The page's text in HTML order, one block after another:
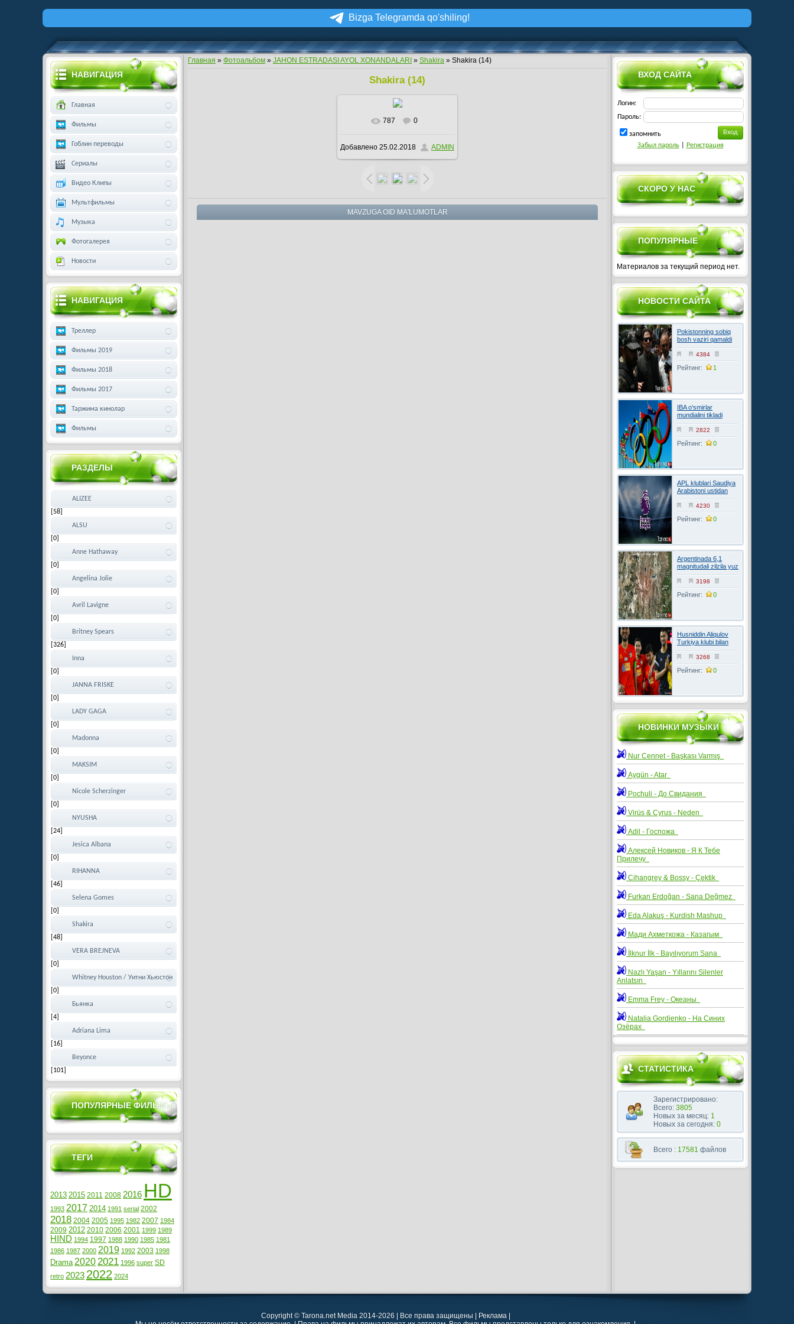
Bizga Telegramda qo'shiling!
Главная » Фотоальбом » JAHON ESTRADASI AYOL XONANDALARI » Shakira » Shakira (14)
Shakira (14)
В реальном размере
600x879/ 202.8Kb
787 0
Добавлено 25.02.2018 ADMIN
MAVZUGA OID MA'LUMOTLAR
ВХОД САЙТА
Логин:
Пароль:
запомнить
Забыл пароль| Регистрация
СКОРО У НАС
ПОПУЛЯРНЫЕ
Материалов за текущий период нет.
НОВОСТИ САЙТА
Pokistonning sobiq
bosh vaziri qamaldi
4384
Рейтинг: 1
IBA o‘smirlar
mundialini tikladi
2822
Рейтинг: 0
APL klublari Saudiya
Arabistoni ustidan
FIFAga shikoyat
qilmoqchi4230
Рейтинг: 0
Argentinada 6,1
magnitudali zilzila yuz
berdi
3198
Рейтинг: 0
Husniddin Aliqulov
Turkiya klubi bilan
kelishuvga erishdi
3268
Рейтинг: 0
НОВИНКИ МУЗЫКИ
Nur Cennet - Başkası Varmış
Aygün - Atar
Pochuli - До Свидания
Virüs & Cyrus - Neden
Adil - Госпожа
Алексей Новиков - Я К Тебе
Прилечу
Cihangrey & Bossy - Çektik
Furkan Erdoğan - Sana Değmez
Eda Alakuş - Kurdish Mashup
Мади Ахметкожа - Казагым
İlknur İlk - Bayılıyorum Sana
Nazlı Yaşan - Yıllarını Silenler
Anlatsın
Emma Frey - Океаны
Natalia Gordienko - На Синих
Озёрах
СТАТИСТИКА
Зарегистрировано:
Всего: 3805
Новых за месяц: 1
Новых за сегодня: 0
Всего : 17581 файлов
НАВИГАЦИЯ
Главная
Фильмы
Гоблин переводы
Сериалы
Видео Клипы
Мультфильмы
Музыка
Фотогалерея
Новости
НАВИГАЦИЯ
Треллер
Фильмы 2019
Фильмы 2018
Фильмы 2017
Таржима кинолар
Фильмы
РАЗДЕЛЫ
ALIZEE
[58]
ALSU
[0]
Anne Hathaway
[0]
Angelina Jolie
[0]
Avril Lavigne
[0]
Britney Spears
[326]
Inna
[0]
JANNA FRISKE
[0]
LADY GAGA
[0]
Madonna
[0]
MAKSIM
[0]
Nicole Scherzinger
[0]
NYUSHA
[24]
Jesica Albana
[0]
RIHANNA
[46]
Selena Gomes
[0]
Shakira
[48]
VERA BREJNEVA
[0]
Whitney Houston / Уитни Хьюстон
[0]
Бьянка
[4]
Adriana Lima
[16]
Beyonce
[101]
ПОПУЛЯРНЫЕ ФИЛЬМЫ
ТЕГИ
2013 2015 2011 2008 2016 HD
1993 2017 2014 1991 serial 2002
2018 2004 2005 1995 1982 2007 1984
2009 2012 2010 2006 2001 1999 1989
HIND 1994 1997 1988 1990 1985 1981
1986 1987 2000 2019 1992 2003 1998
Drama 2020 2021 1996 super SD
retro 2023 2022 2024
Copyright © Tarona.net Media 2014-2026 | Все права защищены | Реклама |